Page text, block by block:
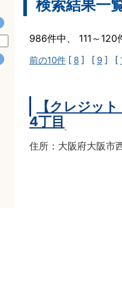
検索結果一
986件中、 111～
前の10件 [ 8 ] [ 9 ] [
【クレジッ
4丁目
住所：大阪府大阪市